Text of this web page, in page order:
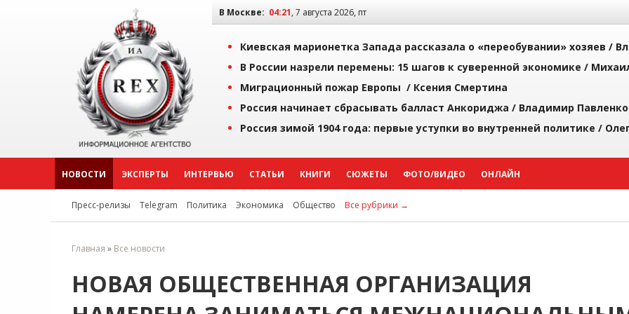
В Москве: 04:21, 7 августа 2026, пт
Киевская марионетка Запада рассказала о «переобувании» хозяев /
В России назрели перемены: 15 шагов к суверенной экономике /
Миграционный пожар Европы / Ксения Смертина
Россия начинает сбрасывать балласт Анкориджа / Владимир Павленко
Россия зимой 1904 года: первые уступки во внутренней политике /
НОВОСТИ ЭКСПЕРТЫ ИНТЕРВЬЮ СТАТЬИ КНИГИ СЮЖЕТЫ ФОТО/ВИДЕО ОНЛАЙН
Пресс-релизы Telegram Политика Экономика Общество Все рубрики →
Главная » Все новости
НОВАЯ ОБЩЕСТВЕННАЯ ОРГАНИЗАЦИЯ